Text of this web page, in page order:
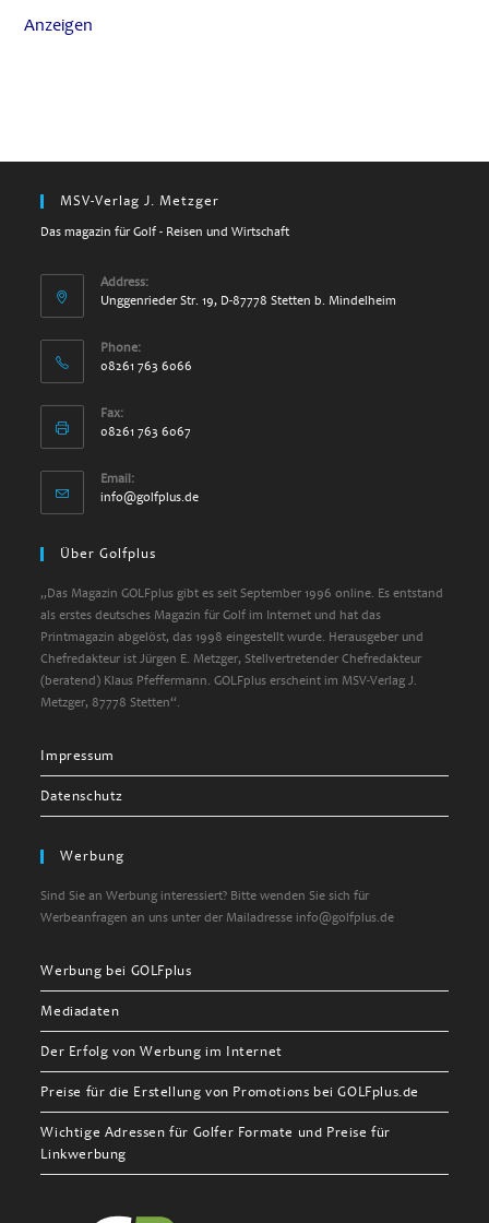
Anzeigen
MSV-Verlag J. Metzger
Das magazin für Golf - Reisen und Wirtschaft
Address:
Unggenrieder Str. 19, D-87778 Stetten b. Mindelheim
Phone:
08261 763 6066
Fax:
08261 763 6067
Email:
info@golfplus.de
Über Golfplus
„Das Magazin GOLFplus gibt es seit September 1996 online. Es entstand
als erstes deutsches Magazin für Golf im Internet und hat das
Printmagazin abgelöst, das 1998 eingestellt wurde. Herausgeber und
Chefredakteur ist Jürgen E. Metzger, Stellvertretender Chefredakteur
(beratend) Klaus Pfeffermann. GOLFplus erscheint im MSV-Verlag J.
Metzger, 87778 Stetten“.
Impressum
Datenschutz
Werbung
Sind Sie an Werbung interessiert? Bitte wenden Sie sich für
Werbeanfragen an uns unter der Mailadresse info@golfplus.de
Werbung bei GOLFplus
Mediadaten
Der Erfolg von Werbung im Internet
Preise für die Erstellung von Promotions bei GOLFplus.de
Wichtige Adressen für Golfer Formate und Preise für
Linkwerbung